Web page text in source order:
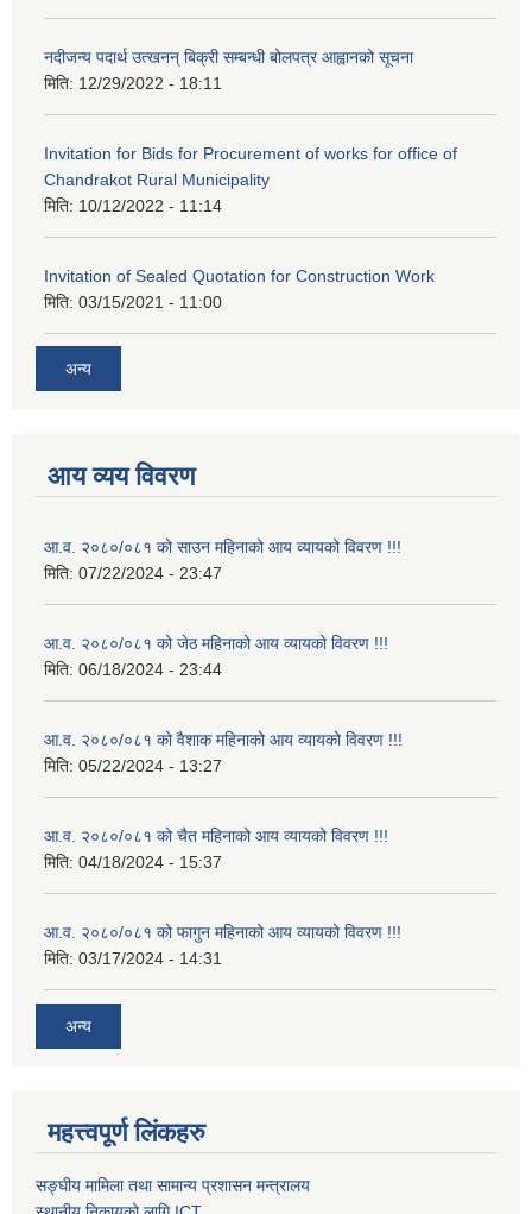
नदीजन्य पदार्थ उत्खनन् बिक्री सम्बन्धी बोलपत्र आह्वानको सूचना
मिति: 12/29/2022 - 18:11
Invitation for Bids for Procurement of works for office of
Chandrakot Rural Municipality
मिति: 10/12/2022 - 11:14
Invitation of Sealed Quotation for Construction Work
मिति: 03/15/2021 - 11:00
अन्य
आय व्यय विवरण
आ.व. २०८०/०८१ को साउन महिनाको आय व्यायको विवरण !!!
मिति: 07/22/2024 - 23:47
आ.व. २०८०/०८१ को जेठ महिनाको आय व्यायको विवरण !!!
मिति: 06/18/2024 - 23:44
आ.व. २०८०/०८१ को वैशाक महिनाको आय व्यायको विवरण !!!
मिति: 05/22/2024 - 13:27
आ.व. २०८०/०८१ को चैत महिनाको आय व्यायको विवरण !!!
मिति: 04/18/2024 - 15:37
आ.व. २०८०/०८१ को फागुन महिनाको आय व्यायको विवरण !!!
मिति: 03/17/2024 - 14:31
अन्य
महत्त्वपूर्ण लिंकहरु
सङ्घीय मामिला तथा सामान्य प्रशासन मन्त्रालय